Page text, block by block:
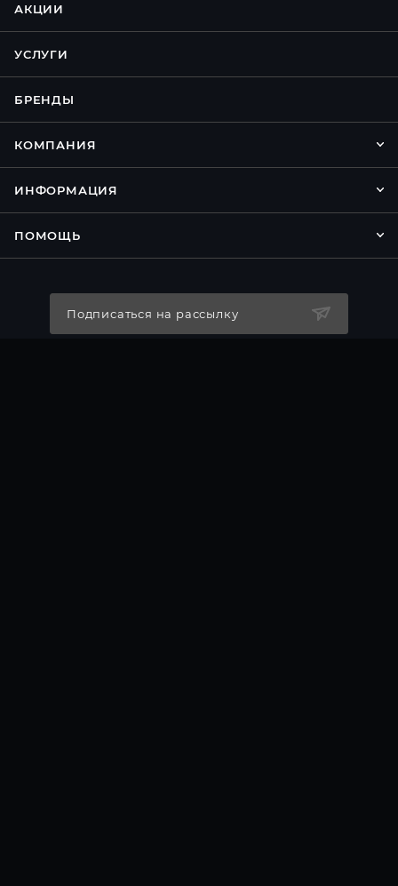
АКЦИИ
УСЛУГИ
БРЕНДЫ
КОМПАНИЯ
ИНФОРМАЦИЯ
ПОМОЩЬ
Подписаться на рассылку